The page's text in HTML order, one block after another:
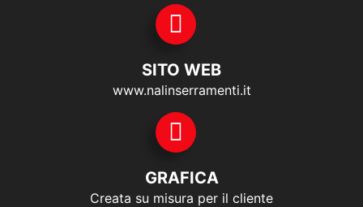
SITO WEB
www.nalinserramenti.it
GRAFICA
Creata su misura per il cliente